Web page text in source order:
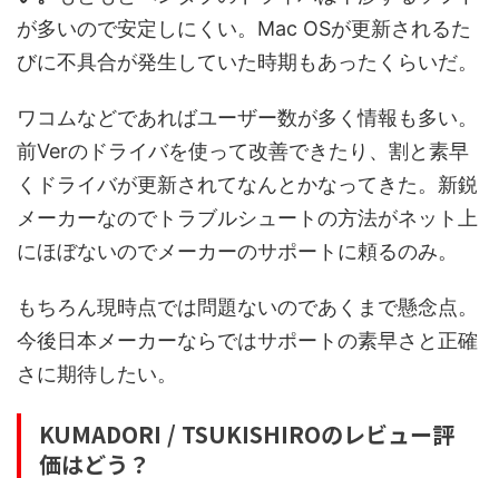
が多いので安定しにくい。Mac OSが更新されるた
びに不具合が発生していた時期もあったくらいだ。
ワコムなどであればユーザー数が多く情報も多い。
前Verのドライバを使って改善できたり、割と素早
くドライバが更新されてなんとかなってきた。新鋭
メーカーなのでトラブルシュートの方法がネット上
にほぼないのでメーカーのサポートに頼るのみ。
もちろん現時点では問題ないのであくまで懸念点。
今後日本メーカーならではサポートの素早さと正確
さに期待したい。
KUMADORI / TSUKISHIROのレビュー評
価はどう？